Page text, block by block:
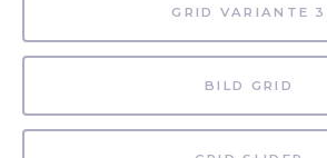
GRID VARIANTE 3
BILD GRID